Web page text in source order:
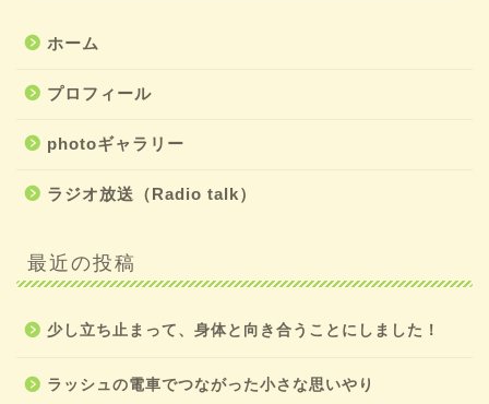
ホーム
プロフィール
photoギャラリー
ラジオ放送（Radio talk）
最近の投稿
少し立ち止まって、身体と向き合うことにしました！
ラッシュの電車でつながった小さな思いやり